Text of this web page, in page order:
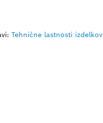
Tehnične lastnosti izdelkov